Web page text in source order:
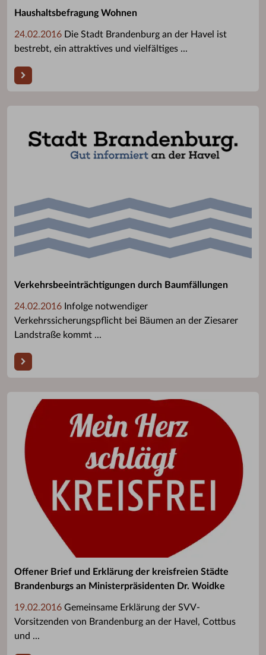
Haushaltsbefragung Wohnen
24.02.2016 Die Stadt Brandenburg an der Havel ist
bestrebt, ein attraktives und vielfältiges ...
Verkehrsbeeinträchtigungen durch Baumfällungen
24.02.2016 Infolge notwendiger
Verkehrssicherungspflicht bei Bäumen an der Ziesarer
Landstraße kommt ...
Offener Brief und Erklärung der kreisfreien Städte
Brandenburgs an Ministerpräsidenten Dr. Woidke
19.02.2016 Gemeinsame Erklärung der SVV-
Vorsitzenden von Brandenburg an der Havel, Cottbus
und ...